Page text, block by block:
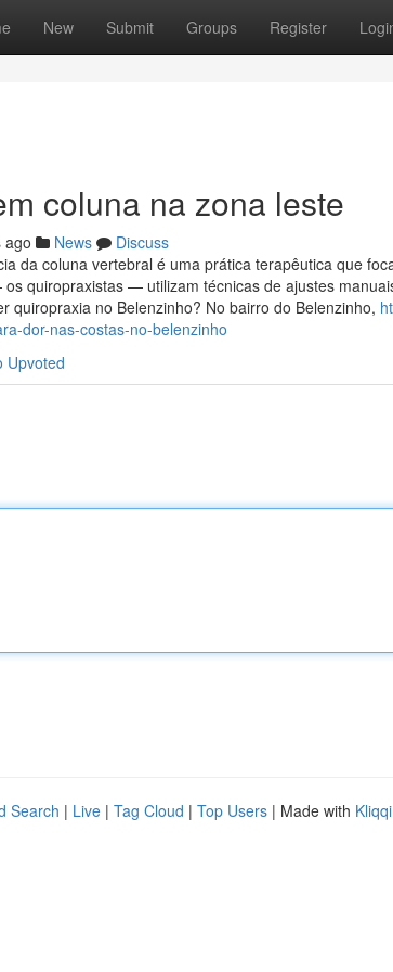
New Submit Groups Register
coluna na zona leste
ago News
Discuss
da coluna vertebral é uma prática terapêutica que
quiropraxistas — utilizam técnicas de ajustes
quiropraxia no Belenzinho? No bairro do Belenzinho,
dor-nas-costas-no-belenzinho
Upvoted
Search | Live | Tag Cloud | Top Users | Made with